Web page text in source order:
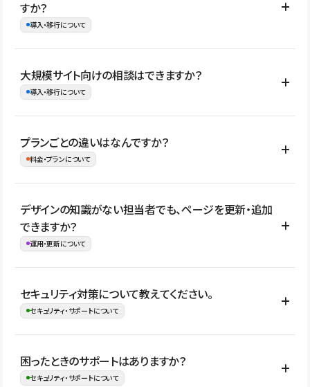
グ・メディア、イベントサイト、店舗・商品紹介サイト、ポートフ
ォリオなど幅広く制作できます。
すか？
導入・移行について
はい。既存サイトの構成やコンテンツ、URLを整理したうえで、
Studio上に再構築する形で移行できます。 WordPressの場合は、
イト全体のデザインや設定がそのまま移行されるわけではないた
め、移行後にページ構成やデザイン、CMS設計、URL・リダイレク
大規模サイト向けの相談はできますか？
導入・移行について
はい。アクセス規模が大きいサイトや、複数部門での運用、権限管
理、セキュリティ確認、既存システムとの連携など、個別の要件が
ない段階でも、お問い合わせください。
お問合せはこちら
プランごとの違いはなんですか？
料金・プランについて
公開ページ数、バージョン履歴の期間、CMS利用数の上限、権限
管理の有無などがプランごとに異なります。詳しくは料金プランペ
ージをご覧ください。
デザインの知識がない担当者でも、ページを更新・追加
できますか？
運用・更新について
はい。CMSやコンポーネントを活用して更新範囲を設計しておく
ことで、デザインを崩しにくい状態で運用できます。 さらにコン
ながらレイアウトに影響を与えずに更新作業を進めやすくなりま
す。
セキュリティ対策について教えてください。
セキュリティ・サポートについて
Studioでは、公開サイトやサービスを安全に利用できるよう、通信
の暗号化、データ保護、アクセス管理、脆弱性対策など、複数の観
困ったときのサポートはありますか？
セキュリティ・サポートについて